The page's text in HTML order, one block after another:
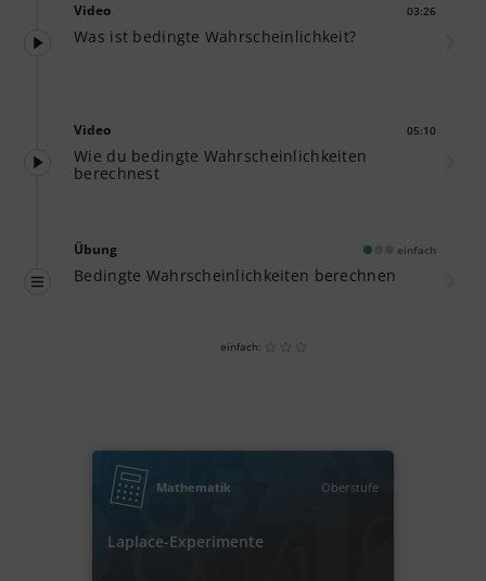
Video 03:26
Was ist bedingte Wahrscheinlichkeit?
Video 05:10
Wie du bedingte Wahrscheinlichkeiten
berechnest
Übung einfach
Bedingte Wahrscheinlichkeiten berechnen
einfach:
Mathematik Oberstufe
Laplace-Experimente